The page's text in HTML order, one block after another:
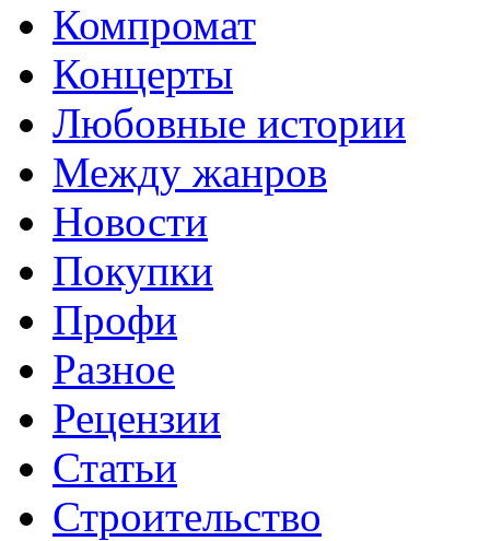
Компромат
Концерты
Любовные истории
Между жанров
Новости
Покупки
Профи
Разное
Рецензии
Статьи
Строительство